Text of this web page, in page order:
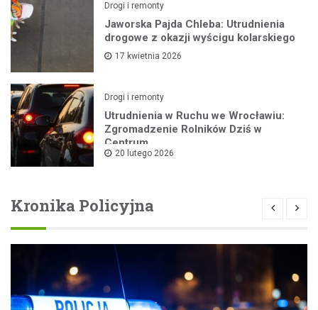
Drogi i remonty
Jaworska Pajda Chleba: Utrudnienia
drogowe z okazji wyścigu kolarskiego
17 kwietnia 2026
Drogi i remonty
Utrudnienia w Ruchu we Wrocławiu:
Zgromadzenie Rolników Dziś w
Centrum
20 lutego 2026
Kronika Policyjna